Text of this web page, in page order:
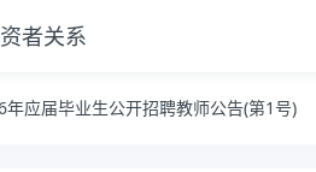
者关系
应届毕业生公开招聘教师公告(第1号)